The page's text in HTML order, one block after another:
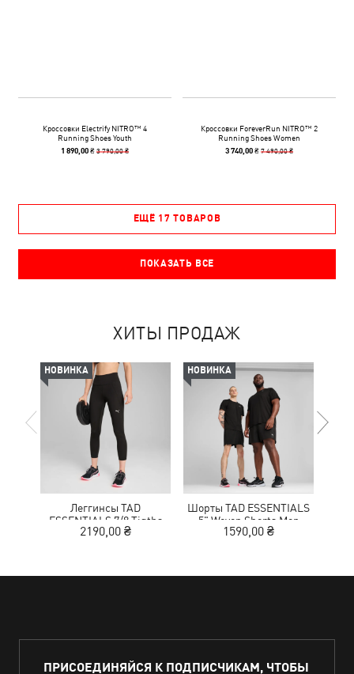
Кроссовки Electrify NITRO™ 4
Running Shoes Youth
1 890,00 ₴3 790,00 ₴
Кроссовки ForeverRun NITRO™ 2
Running Shoes Women
3 740,00 ₴7 490,00 ₴
ЕЩЁ 17 ТОВАРОВ
ПОКАЗАТЬ ВСЕ
ХИТЫ ПРОДАЖ
НОВИНКА
Леггинсы TAD
ESSENTIALS 7/8 Tigths
Women
2190,00 ₴
НОВИНКА
Шорты TAD ESSENTIALS
5" Woven Shorts Men
1590,00 ₴
ПРИСОЕДИНЯЙСЯ К ПОДПИСЧИКАМ, ЧТОБЫ